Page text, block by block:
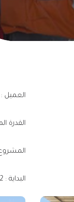
العميل : I . C . A . D
القدرة
البداية : 2022 – لا يزال العمل جاريا في المشروع